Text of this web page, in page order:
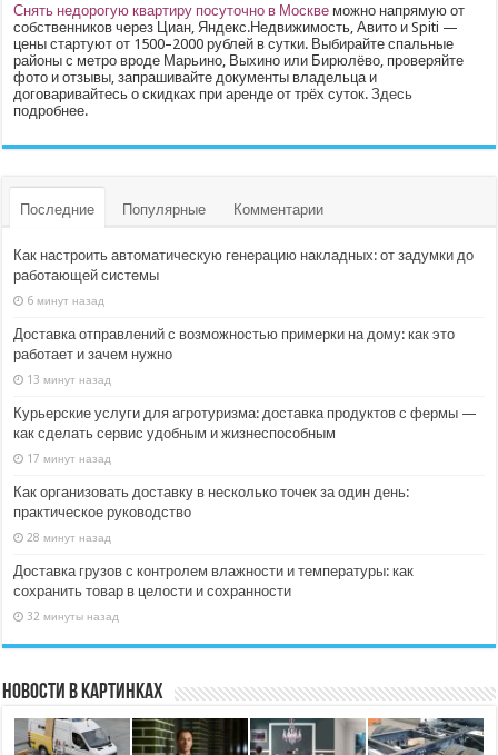
Снять недорогую квартиру посуточно в Москве можно напрямую от
собственников через Циан, Яндекс.Недвижимость, Авито и Spiti —
цены стартуют от 1500–2000 рублей в сутки. Выбирайте спальные
районы с метро вроде Марьино, Выхино или Бирюлёво, проверяйте
фото и отзывы, запрашивайте документы владельца и
договаривайтесь о скидках при аренде от трёх суток.Здесь
подробнее.
Последние Популярные Комментарии
Как настроить автоматическую генерацию накладных: от задумки до
работающей системы
6 минут назад
Доставка отправлений с возможностью примерки на дому: как это
работает и зачем нужно
13 минут назад
Курьерские услуги для агротуризма: доставка продуктов с фермы —
как сделать сервис удобным и жизнеспособным
17 минут назад
Как организовать доставку в несколько точек за один день:
практическое руководство
28 минут назад
Доставка грузов с контролем влажности и температуры: как
сохранить товар в целости и сохранности
32 минуты назад
Новости в картинках